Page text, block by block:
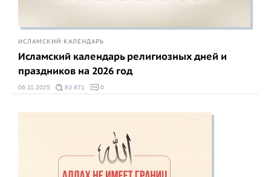
ИСЛАМСКИЙ КАЛЕНДАРЬ
Исламский календарь религиозных дней и
праздников на 2026 год
06.11.2025 83 871 0